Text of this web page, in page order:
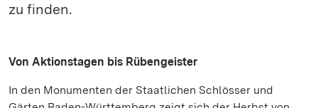
zu finden.
Von Aktionstagen bis Rübengeister
In den Monumenten der Staatlichen Schlösser und